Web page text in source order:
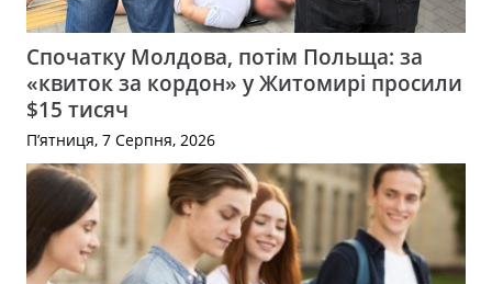
Спочатку Молдова, потім Польща: за
«квиток за кордон» у Житомирі просили
$15 тисяч
П’ятниця, 7 Серпня, 2026